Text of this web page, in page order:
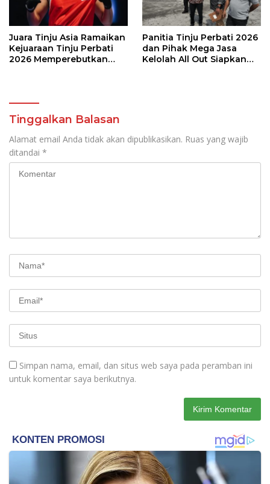
Juara Tinju Asia Ramaikan
Kejuaraan Tinju Perbati
2026 Memperebutkan
Panitia Tinju Perbati 2026
dan Pihak Mega Jasa
Kelolah All Out Siapkan
Tinggalkan Balasan
Alamat email Anda tidak akan dipublikasikan. Ruas yang wajib
ditandai *
Simpan nama, email, dan situs web saya pada peramban ini
untuk komentar saya berikutnya.